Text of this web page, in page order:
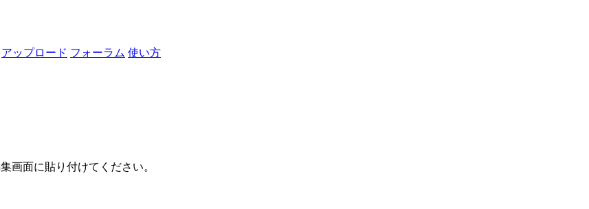
アップロード フォーラム 使い方
画面に貼り付けてください。